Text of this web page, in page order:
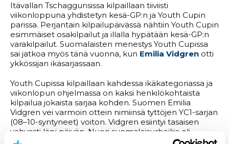
Itävallan Tschaggunsissa kilpaillaan tiiviisti
viikonloppuna yhdistetyn kesä-GP:n ja Youth Cupin
parissa. Perjantain kilpailupäivässä nähtiin Youth Cupin
esimmäiset osakilpailut ja illalla hypätään kesä-GP:n
varakilpailut. Suomalaisten menestys Youth Cupissa
sai jatkoa myös tänä vuonna, kun Emilia Vidgren otti
ykkössijan ikäsarjassaan.
Youth Cupissa kilpaillaan kahdessa ikäkategoriassa ja
viikonlopun ohjelmassa on kaksi henkilökohtaista
kilpailua jokaista sarjaa kohden. Suomen Emilia
Vidgren vei varmoin ottein nimiinsä tyttöjen YC1-sarjan
(08–10-syntyneet) voiton. Vidgren esiintyi tasaisen
vahvasti läpi päivän. Nuori suomalaisurheilija oli
mäkiosuuden
ykkönen 22 sekunnin marginaalilla